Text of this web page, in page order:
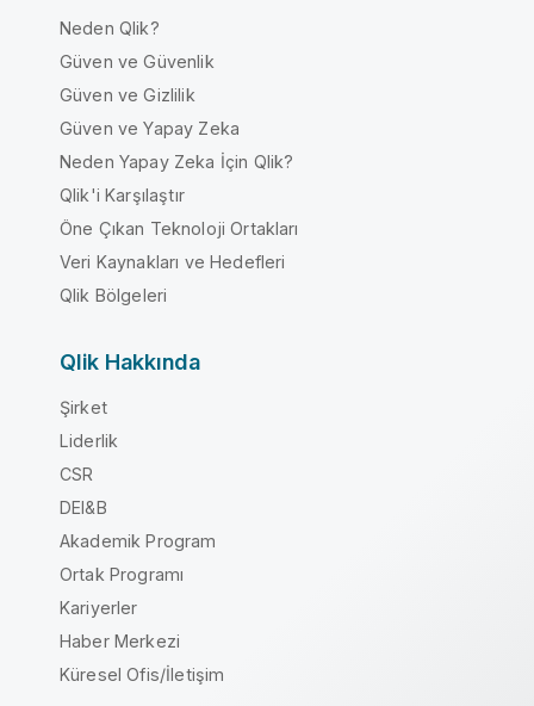
Neden Qlik?
Güven ve Güvenlik
Güven ve Gizlilik
Güven ve Yapay Zeka
Neden Yapay Zeka İçin Qlik?
Qlik'i Karşılaştır
Öne Çıkan Teknoloji Ortakları
Veri Kaynakları ve Hedefleri
Qlik Bölgeleri
Qlik Hakkında
Şirket
Liderlik
CSR
DEI&B
Akademik Program
Ortak Programı
Kariyerler
Haber Merkezi
Küresel Ofis/İletişim